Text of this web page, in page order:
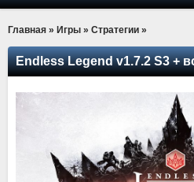
Главная » Игры » Стратегии »
Endless Legend v1.7.2 S3 +